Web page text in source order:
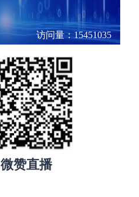
访问量：15451035
微赞直播